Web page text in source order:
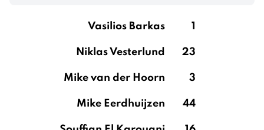
Vasilios Barkas 1
Niklas Vesterlund 23
Mike van der Hoorn 3
Mike Eerdhuijzen 44